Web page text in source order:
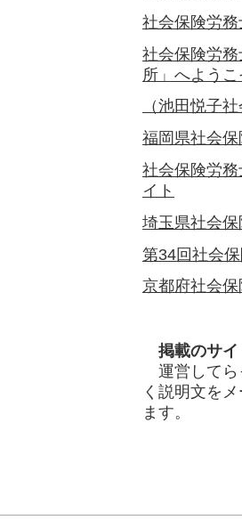
社会保険労
社会保険労
所」へようこ
（池田悦子
福岡県社会
社会保険労
イト
埼玉県社会
第34回社会
京都府社会
掲載のサイ
運営してら
く説明文を
ます。